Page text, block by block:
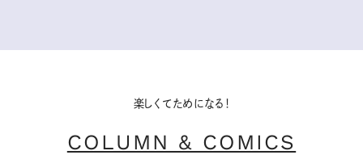
楽しくてためになる！
COLUMN & COMICS